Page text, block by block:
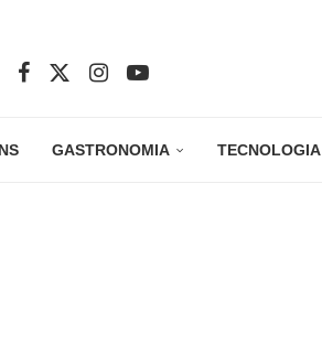
GASTRONOMIA TECNOLOGIA